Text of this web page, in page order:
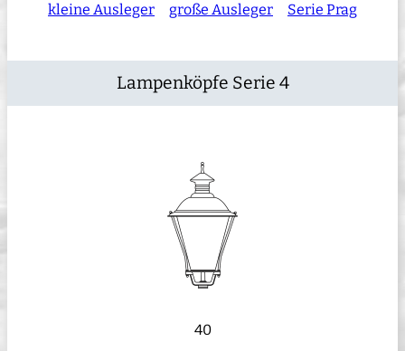
kleine Ausleger
große Ausleger Serie Prag
Lampenköpfe Serie 4
40